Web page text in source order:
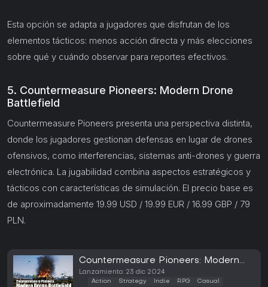
Esta opción se adapta a jugadores que disfrutan de los
elementos tácticos: menos acción directa y más elecciones
sobre qué y cuándo observar para reportes efectivos.
5. Countermeasure Pioneers: Modern Drone
Battlefield
Countermeasure Pioneers presenta una perspectiva distinta,
donde los jugadores gestionan defensas en lugar de drones
ofensivos, como interferencias, sistemas anti-drones y guerra
electrónica. La jugabilidad combina aspectos estratégicos y
tácticos con características de simulación. El precio base es
de aproximadamente 19.99 USD / 19.99 EUR / 16.99 GBP / 79
PLN.
Countermeasure Pioneers: Modern
Drone Battlefield (PC)
Lanzamiento: 23 dic 2024
Action Strategy Indie RPG
Casual